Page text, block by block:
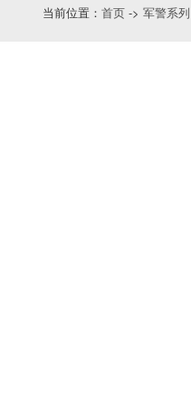
当前位置： 首页 -> 军警系列